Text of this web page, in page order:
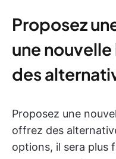
Proposez
une
des
Proposez une
offrez des
options, il sera plus